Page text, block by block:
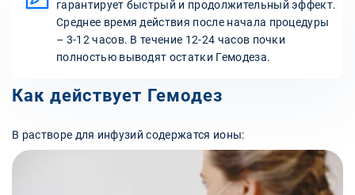
гарантирует быстрый и продолжительный эффект.
Среднее время действия после начала процедуры
– 3-12 часов. В течение 12-24 часов почки
полностью выводят остатки Гемодеза.
Как действует Гемодез
В растворе для инфузий содержатся ионы: